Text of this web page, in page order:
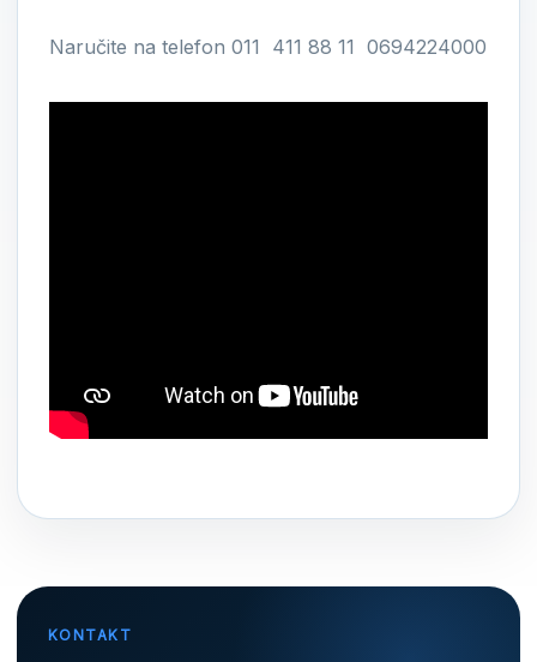
Naručite na telefon 011 411 88 11 0694224000
KONTAKT